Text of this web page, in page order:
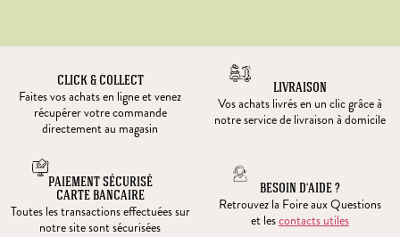
CLICK & COLLECT
Faites vos achats en ligne et venez
récupérer votre commande
directement au magasin
LIVRAISON
Vos achats livrés en un clic grâce à
notre service de livraison à domicile
PAIEMENT SÉCURISÉ
CARTE BANCAIRE
Toutes les transactions effectuées sur
notre site sont sécurisées
BESOIN D’AIDE ?
Retrouvez la Foire aux Questions
et lescontacts utiles